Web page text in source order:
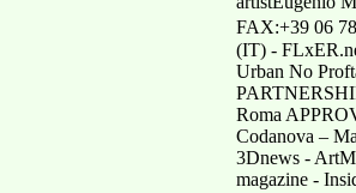
FAX:+39 06
(IT) -
Urban No
Roma
Codanova –
3Dnews -
magazine -